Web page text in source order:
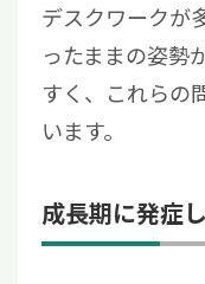
デスクワークが
ったままの姿勢
すく、これらの
います。
成長期に発症